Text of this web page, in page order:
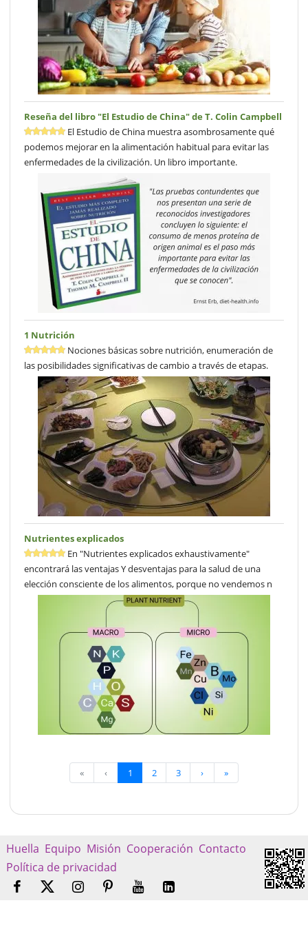
Reseña del libro "El Estudio de China" de T. Colin Campbell
El Estudio de China muestra asombrosamente qué
podemos mejorar en la alimentación habitual para evitar las
enfermedades de la civilización. Un libro importante.
1 Nutrición
Nociones básicas sobre nutrición, enumeración de
las posibilidades significativas de cambio a través de etapas.
Nutrientes explicados
En "Nutrientes explicados exhaustivamente"
encontrará las ventajas Y desventajas para la salud de una
elección consciente de los alimentos, porque no vendemos n
« ‹ 1 2 3 › »
Huella Equipo Misión Cooperación Contacto
Política de privacidad